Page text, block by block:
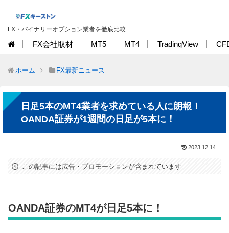
FX・バイナリーオプション業者を徹底比較
FX会社取材 MT5 MT4 TradingView
ホーム FX最新ニュース
日足5本のMT4業者を求めている人に朗報！
OANDA証券が1週間の日足が5本に！
2023.12.14
この記事には広告・プロモーションが含まれています
OANDA証券のMT4が日足5本に！